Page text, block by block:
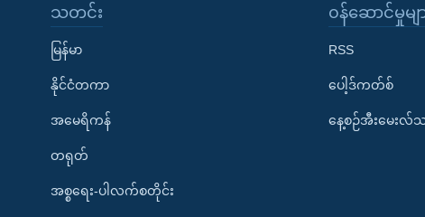
သတင်း
မြန်မာ
နိုင်ငံတကာ
အမေရိကန်
တရုတ်
အစ္စရေး-ပါလက်စတိုင်း
၀န်ဆောင်မှုမျ
RSS
ပေါ့ဒ်ကတ်စ်
နေ့စဉ်အီးမေးလ်